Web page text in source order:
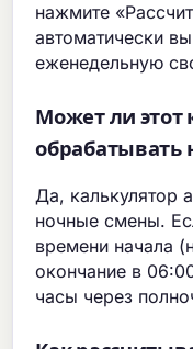
нажмите
автоматически
еженедельную
Может ли этот
обрабатывать
Да, калькулятор
ночные смены.
времени начала
окончание в
часы через